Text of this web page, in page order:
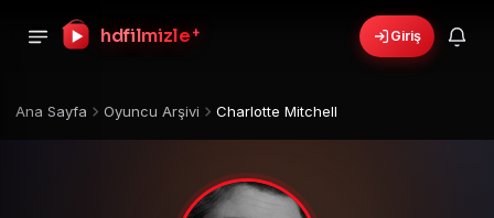
hdfilmizle + Giriş
Ana Sayfa Oyuncu Arşivi Charlotte Mitchell